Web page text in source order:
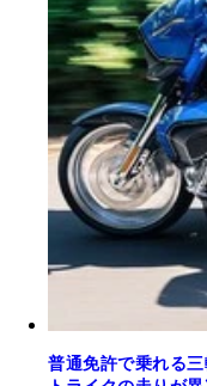
普通免許で乗れる